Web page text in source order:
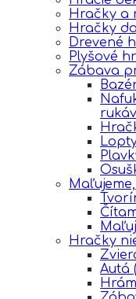
Hračky a
Hračky
Drevené
Plyšové
Zábava
Hračky
Autá